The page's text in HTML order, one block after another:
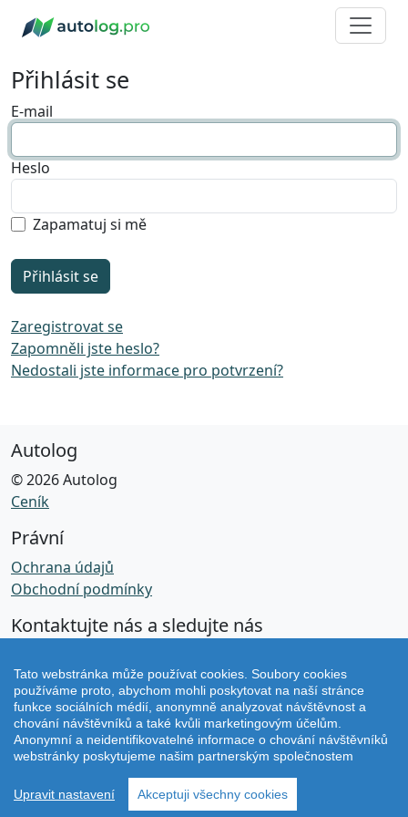
Přihlásit se
E-mail
Heslo
Zapamatuj si mě
Zaregistrovat se
Zapomněli jste heslo?
Nedostali jste informace pro potvrzení?
Autolog
© 2026 Autolog
Ceník
Právní
Ochrana údajů
Obchodní podmínky
Kontaktujte nás a sledujte nás
Facebook
Instagram
Verze v2.80.0
Tato webstránka může používat cookies. Soubory cookies
používáme proto, abychom mohli poskytovat na naší stránce
funkce sociálních médií, anonymně analyzovat návštěvnost a
chování návštěvníků a také kvůli marketingovým účelům.
Anonymní a neidentifikovatelné informace o chování návštěvníků
webstránky poskytujeme našim partnerským společnostem
Upravit nastavení Akceptuji všechny cookies